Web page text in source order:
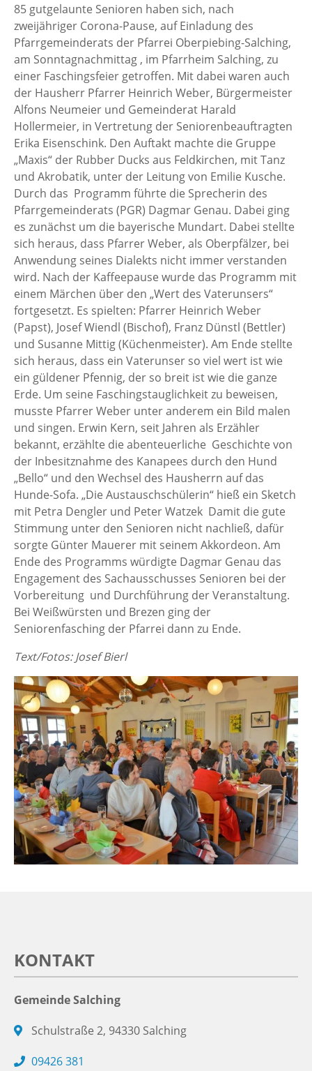
85 gutgelaunte Senioren haben sich, nach
zweijähriger Corona-Pause, auf Einladung des
Pfarrgemeinderats der Pfarrei Oberpiebing-Salching,
am Sonntagnachmittag , im Pfarrheim Salching, zu
einer Faschingsfeier getroffen. Mit dabei waren auch
der Hausherr Pfarrer Heinrich Weber, Bürgermeister
Alfons Neumeier und Gemeinderat Harald
Hollermeier, in Vertretung der Seniorenbeauftragten
Erika Eisenschink. Den Auftakt machte die Gruppe
„Maxis“ der Rubber Ducks aus Feldkirchen, mit Tanz
und Akrobatik, unter der Leitung von Emilie Kusche.
Durch das Programm führte die Sprecherin des
Pfarrgemeinderats (PGR) Dagmar Genau. Dabei ging
es zunächst um die bayerische Mundart. Dabei stellte
sich heraus, dass Pfarrer Weber, als Oberpfälzer, bei
Anwendung seines Dialekts nicht immer verstanden
wird. Nach der Kaffeepause wurde das Programm mit
einem Märchen über den „Wert des Vaterunsers“
fortgesetzt. Es spielten: Pfarrer Heinrich Weber
(Papst), Josef Wiendl (Bischof), Franz Dünstl (Bettler)
und Susanne Mittig (Küchenmeister). Am Ende stellte
sich heraus, dass ein Vaterunser so viel wert ist wie
ein güldener Pfennig, der so breit ist wie die ganze
Erde. Um seine Faschingstauglichkeit zu beweisen,
musste Pfarrer Weber unter anderem ein Bild malen
und singen. Erwin Kern, seit Jahren als Erzähler
bekannt, erzählte die abenteuerliche Geschichte von
der Inbesitznahme des Kanapees durch den Hund
„Bello“ und den Wechsel des Hausherrn auf das
Hunde-Sofa. „Die Austauschschülerin“ hieß ein Sketch
mit Petra Dengler und Peter Watzek Damit die gute
Stimmung unter den Senioren nicht nachließ, dafür
sorgte Günter Mauerer mit seinem Akkordeon. Am
Ende des Programms würdigte Dagmar Genau das
Engagement des Sachausschusses Senioren bei der
Vorbereitung und Durchführung der Veranstaltung.
Bei Weißwürsten und Brezen ging der
Seniorenfasching der Pfarrei dann zu Ende.
Text/Fotos: Josef Bierl
KONTAKT
Gemeinde Salching
Schulstraße 2, 94330 Salching
09426 381